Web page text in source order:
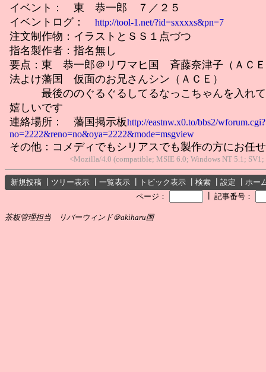
イベント： 東 恭一郎 ７／２５
イベントログ： http://tool-1.net/?id=sxxxxs&pn=7
注文制作物：イラストとＳＳ１点づつ
指名製作者：指名無し
要点：東 恭一郎＠リワマヒ国 斉藤奈津子（ＡＣ
法よけ藩国 仮面のお兄さんシン（ＡＣＥ）
最後ののぐるぐるしてるなっこちゃんを入れて
嬉しいです
連絡場所： 藩国掲示板http://eastnw.x0.to/bbs2/wforum.cgi?
no=2222&reno=no&oya=2222&mode=msgview
その他：コメディでもシリアスでも製作の方にお任
<Mozilla/4.0 (compatible; MSIE 6.0; Windows NT 5.1;
新規投稿 ツリー表示 一覧表示 トピック表示 検索 設定
ホー
ページ：
記事番号：
茶板管理担当 リバーウィンド＠akiharu国